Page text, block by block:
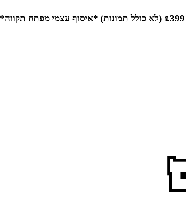
*איסוף עצמי מפתח תקווה*